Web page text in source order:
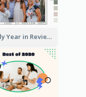
Family Year in Review Photo Book